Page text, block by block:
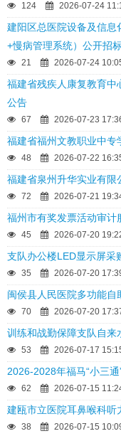
124 2026-07-24
建阳区总医院设备及信息
+慢病管理系统）公开招
21 2026-07-24
福建省残疾人康复教育中
公告
67 2026-07-23
福建省福州文教职业中
48 2026-07-22
福建省泉州升华实业有
72 2026-07-21
福州市有奖发票活动审
45 2026-07-20
支队办公楼LED显示屏采
35 2026-07-20
闽侯县人民医院多功能
70 2026-07-20
训练和战勤保障支队自
53 2026-07-17
2026-2028年福马“小三
62 2026-07-15
建瓯市立医院耳鼻喉科听
38 2026-07-15